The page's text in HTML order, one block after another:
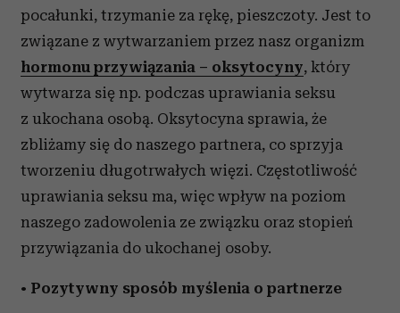
pocałunki, trzymanie za rękę, pieszczoty. Jest to
związane z wytwarzaniem przez nasz organizm
hormonu przywiązania – oksytocyny, który
wytwarza się np. podczas uprawiania seksu
z ukochana osobą. Oksytocyna sprawia, że
zbliżamy się do naszego partnera, co sprzyja
tworzeniu długotrwałych więzi. Częstotliwość
uprawiania seksu ma, więc wpływ na poziom
naszego zadowolenia ze związku oraz stopień
przywiązania do ukochanej osoby.
• Pozytywny sposób myślenia o partnerze